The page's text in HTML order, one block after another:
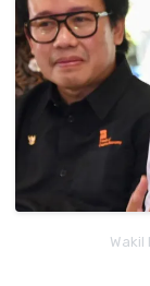
Wakil